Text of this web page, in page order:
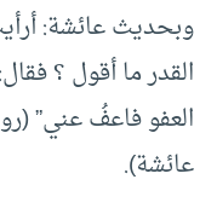
وبحديث عائشة:
القدر ما أقول ؟
العفو فاعفُ عني”
عائشة).